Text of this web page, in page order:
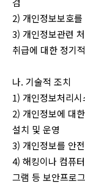
2) 개인정보보호
3) 개인정보관련
취급에 대한 정기
나. 기술적 조치
1) 개인정보처리
2) 개인정보에 대
설치 및 운영
3) 개인정보를 안
4) 해킹이나 컴퓨
그램 등 보안프로